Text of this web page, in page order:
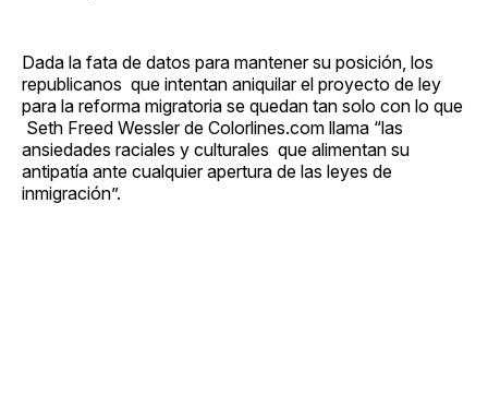
Dada la fata de datos para mantener su posición, los
republicanos que intentan aniquilar el proyecto de ley
para la reforma migratoria se quedan tan solo con lo que
Seth Freed Wessler de Colorlines.com llama “las
ansiedades raciales y culturales que alimentan su
antipatía ante cualquier apertura de las leyes de
inmigración”.